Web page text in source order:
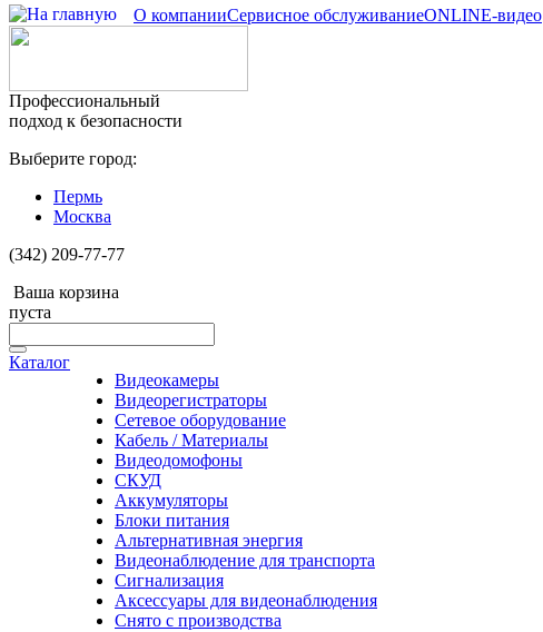
О компанииСервисное обслуживаниеONLINE-видео
Профессиональный
подход к безопасности
Выберите город:
Пермь
Москва
(342) 209-77-77
Ваша корзина
пуста
Каталог
Видеокамеры
Видеорегистраторы
Сетевое оборудование
Кабель / Материалы
Видеодомофоны
СКУД
Аккумуляторы
Блоки питания
Альтернативная энергия
Видеонаблюдение для транспорта
Сигнализация
Аксессуары для видеонаблюдения
Снято с производства